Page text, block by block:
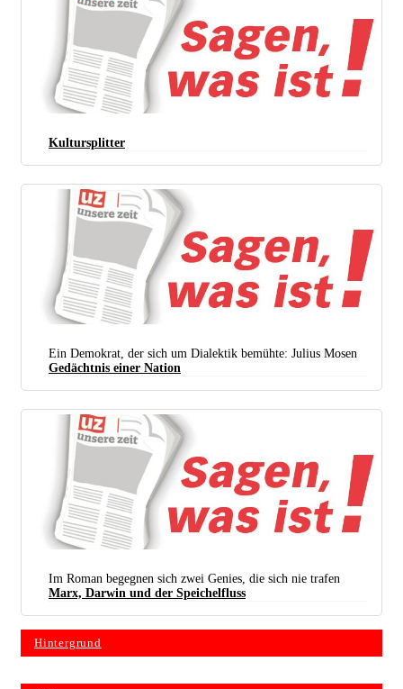
Kultursplitter
Ein Demokrat, der sich um Dialektik bemühte: Julius Mosen
Gedächtnis einer Nation
Im Roman begegnen sich zwei Genies, die sich nie trafen
Marx, Darwin und der Speichelfluss
Hintergrund